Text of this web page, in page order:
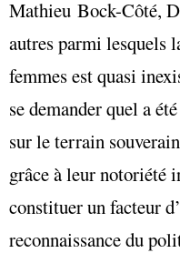
Mathieu Bock-Côté,
autres parmi lesquels
femmes est quasi
se demander quel a
sur le terrain
grâce à leur notoriété
constituer un facteur
reconnaissance du